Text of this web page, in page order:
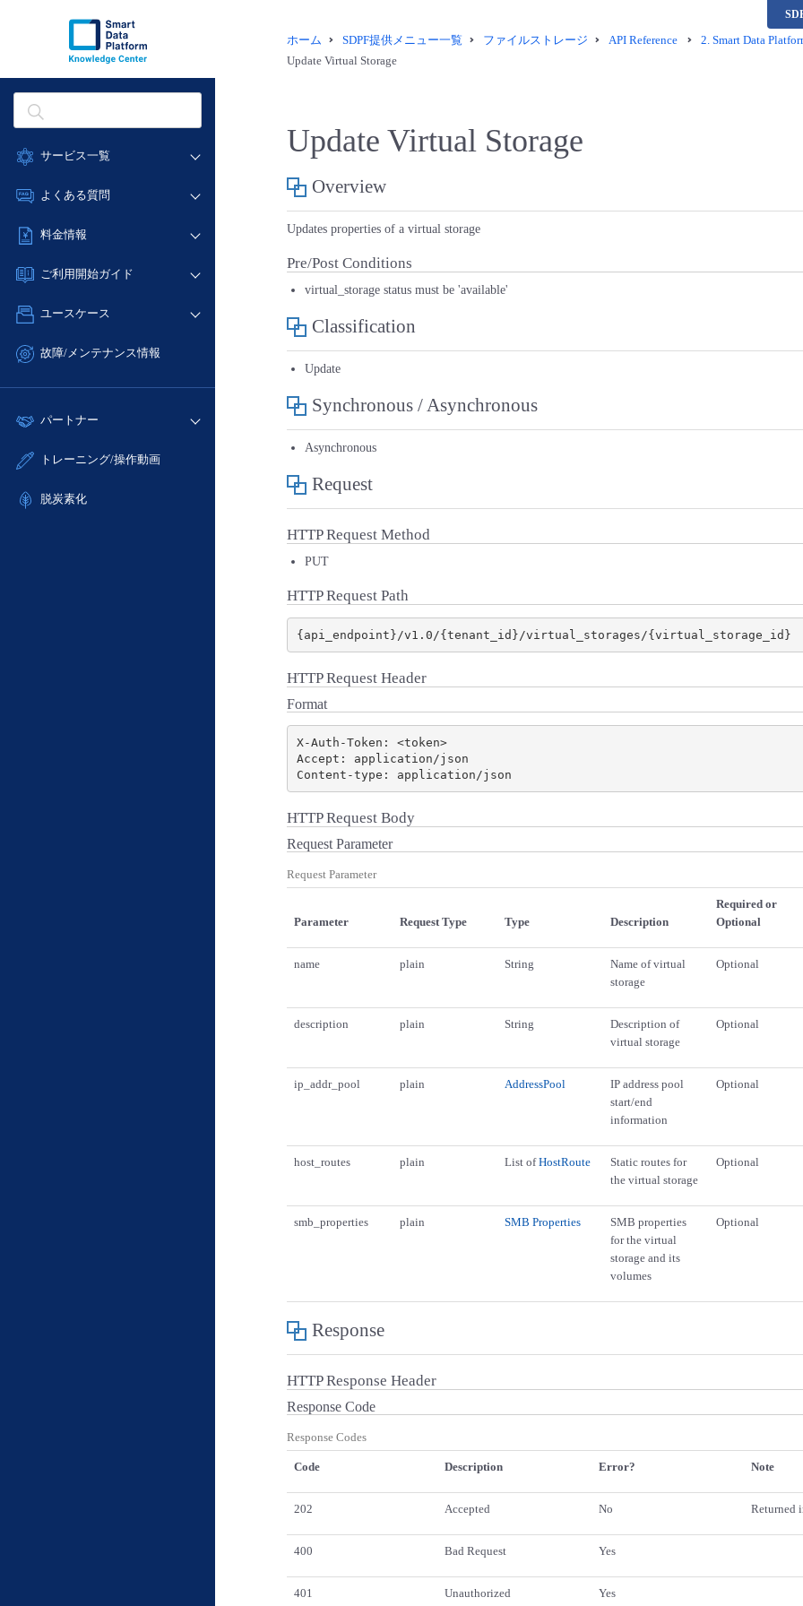
サービス一覧
データ利活用
ネットワーク
IoT
サポート
管理機能
よくある質問
データ利活用
ネットワーク
IoT
サポート
管理機能
すべてのメニューを見る
料金情報
料金シミュレーター
クラウド/サーバー
ネットワーク
サポート
すべてのメニューを見る
ご利用開始ガイド
■ 管理機能
- 初期設定・確認
- ユーザー機能の管理
- APIリファレンス
ユースケース
- バックアップ
- IoT
- ITインフラストラクチャー
故障/メンテナンス情報
サービス稼働状況
故障/メンテナンス履歴
定期メンテナンス
パートナー
販売パートナー向けプログラム
トレーニング/操作動画
脱炭素化
ホーム SDPF提供メニュー一覧 ファイルストレージ API Reference 2. Smart Data
Update Virtual Storage
Update Virtual Storage
Overview
Updates properties of a virtual storage
Pre/Post Conditions
virtual_storage status must be 'available'
Classification
Update
Synchronous / Asynchronous
Asynchronous
Request
HTTP Request Method
PUT
HTTP Request Path
HTTP Request Header
Format
X-Auth-Token: <token>
Accept: application/json
HTTP Request Body
Request Parameter
Request Parameter
Parameter Request Type Type Description
Required or
Optional
name plain String
Name of virtual
storage
Optional
description plain String
Description of
virtual storage
Optional
ip_addr_pool plain AddressPool
IP address pool
start/end
information
Optional
host_routes plain List ofHostRoute
Static routes for
the virtual storage
Optional
smb_properties plain SMB Properties
SMB properties
for the virtual
storage and its
volumes
Optional
Response
HTTP Response Header
Response Code
Response Codes
Code Description Error? Note
202 Accepted No Returned
400 Bad Request Yes
401 Unauthorized Yes